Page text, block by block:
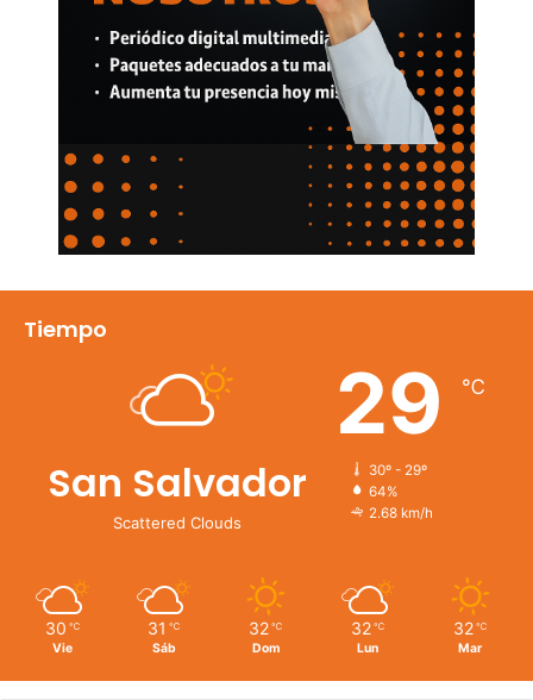
Tiempo
San Salvador
Scattered Clouds
29 ℃
30º - 29º
64%
2.68 km/h
30 ℃
Vie
31 ℃
Sáb
32 ℃
Dom
32 ℃
Lun
32 ℃
Mar